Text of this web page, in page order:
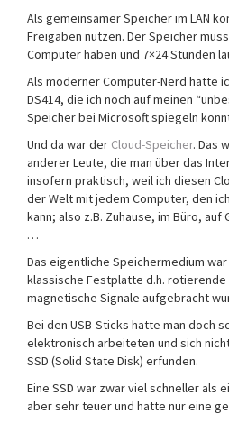
Als gemeinsamer Speicher im LAN
Freigaben nutzen. Der Speicher
Computer haben und 7×24 Stunden
Als moderner Computer-Nerd hatte
DS414, die ich noch auf meinen
Speicher bei Microsoft spiegeln
Und da war der Cloud-Speicher. Das
anderer Leute, die man über das
insofern praktisch, weil ich diesen
der Welt mit jedem Computer, den
kann; also z.B. Zuhause, im Büro,
…
Das eigentliche Speichermedium
klassische Festplatte d.h.
magnetische Signale aufgebracht
Bei den USB-Sticks hatte man doch
elektronisch arbeiteten und sich
SSD (Solid State Disk) erfunden.
Eine SSD war zwar viel schneller als
aber sehr teuer und hatte nur eine